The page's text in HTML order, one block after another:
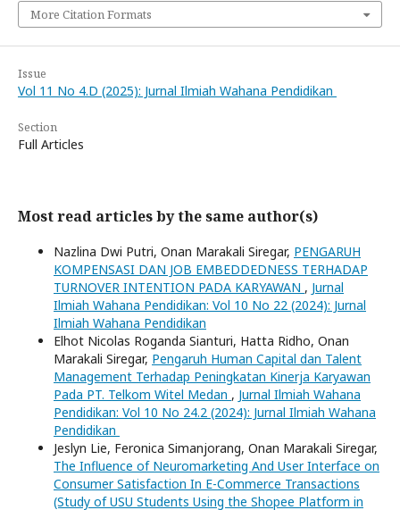
More Citation Formats
Issue
Vol 11 No 4.D (2025): Jurnal Ilmiah Wahana Pendidikan
Section
Full Articles
Most read articles by the same author(s)
Nazlina Dwi Putri, Onan Marakali Siregar, PENGARUH
KOMPENSASI DAN JOB EMBEDDEDNESS TERHADAP
TURNOVER INTENTION PADA KARYAWAN , Jurnal
Ilmiah Wahana Pendidikan: Vol 10 No 22 (2024): Jurnal
Ilmiah Wahana Pendidikan
Elhot Nicolas Roganda Sianturi, Hatta Ridho, Onan
Marakali Siregar, Pengaruh Human Capital dan Talent
Management Terhadap Peningkatan Kinerja Karyawan
Pada PT. Telkom Witel Medan , Jurnal Ilmiah Wahana
Pendidikan: Vol 10 No 24.2 (2024): Jurnal Ilmiah Wahana
Pendidikan
Jeslyn Lie, Feronica Simanjorang, Onan Marakali Siregar,
The Influence of Neuromarketing And User Interface on
Consumer Satisfaction In E-Commerce Transactions
(Study of USU Students Using the Shopee Platform in